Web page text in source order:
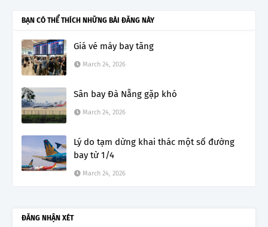
BẠN CÓ THỂ THÍCH NHỮNG BÀI ĐĂNG NÀY
Giá vé máy bay tăng
March 24, 2026
Sân bay Đà Nẵng gặp khó
March 24, 2026
Lý do tạm dừng khai thác một số đường
bay từ 1/4
March 24, 2026
ĐĂNG NHẬN XÉT